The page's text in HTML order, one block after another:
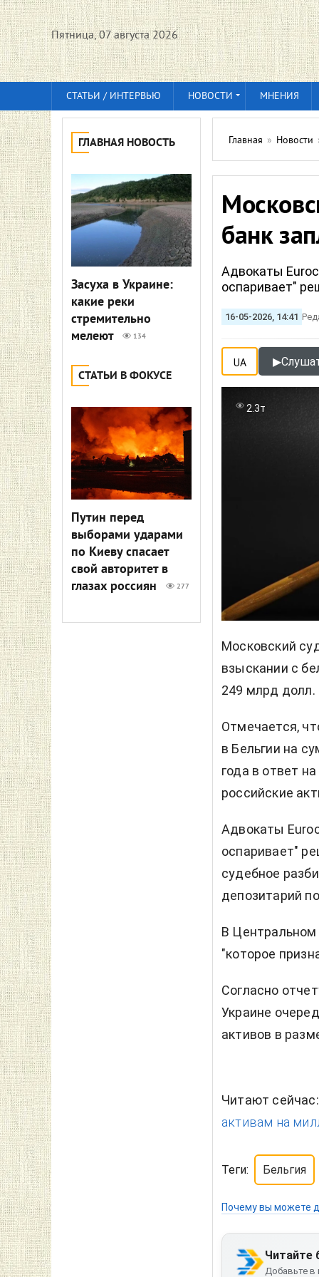
Пятница, 07 августа 2026
СТАТЬИ / ИНТЕРВЬЮ НОВОСТИ МНЕНИЯ
ГЛАВНАЯ НОВОСТЬ
Засуха в Украине:
какие реки
стремительно
мелеют
134
СТАТЬИ В ФОКУСЕ
Путин перед
выборами ударами
по Киеву спасает
свой авторитет в
глазах россиян
277
Главная » Новости
банк
Адвокаты
оспаривает"
16-05-2026, 14:41
UA ▶
2.3т
Московский
взыскании с
249 млрд
Отмечается,
в Бельгии на
года в ответ
российские
Адвокаты
оспаривает"
судебное
депозитарий
В Центральном
"которое
Согласно
Украине
активов в
Читают
активам на
Теги: Бельгия
Почему вы можете
Читайте
Добавьте в